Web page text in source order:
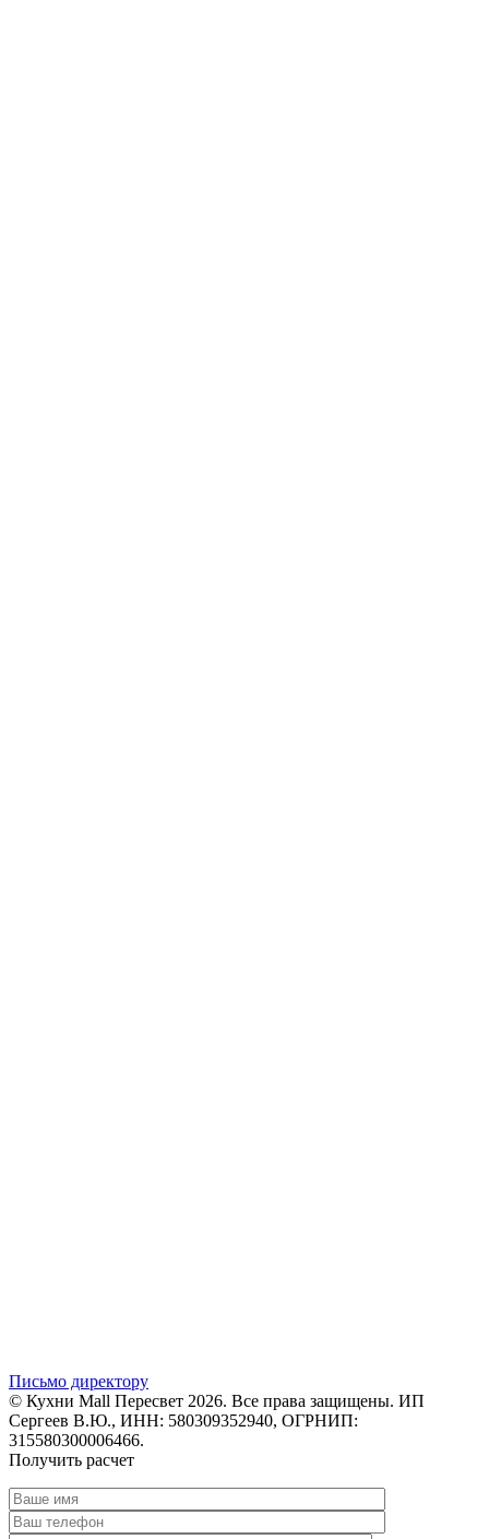
Письмо директору
© Кухни Mall Пересвет 2026. Все права защищены. ИП
Сергеев В.Ю., ИНН: 580309352940, ОГРНИП:
315580300006466.
Получить расчет